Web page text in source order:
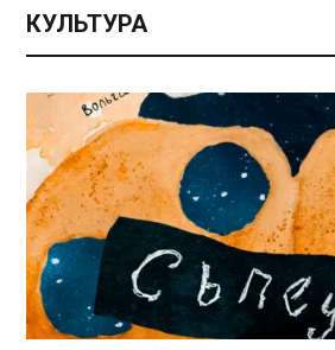
КУЛЬТУРА